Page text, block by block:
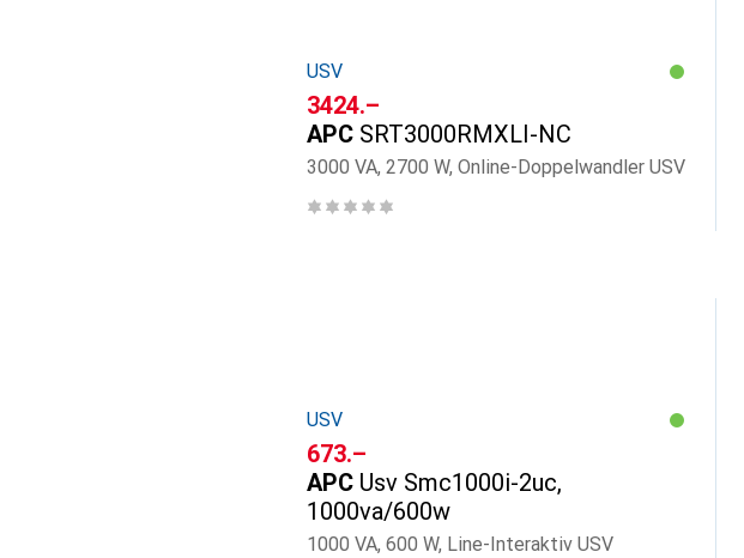
USV
CHF
3424.–
APC SRT3000RMXLI-NC
3000 VA, 2700 W, Online-Doppelwandler USV
USV
CHF
673.–
APC Usv Smc1000i-2uc,
1000va/600w
1000 VA, 600 W, Line-Interaktiv USV